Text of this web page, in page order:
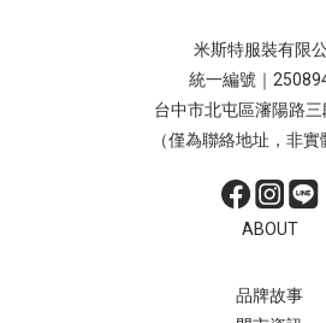
米斯特服裝有限
統一編號｜
台中市北屯區瀋陽路
（僅為聯絡地址，非實
ABOUT
品牌故事